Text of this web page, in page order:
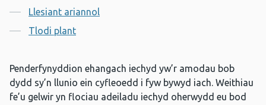
Llesiant ariannol
Tlodi plant
Penderfynyddion ehangach iechyd yw’r amodau bob
dydd sy’n llunio ein cyfleoedd i fyw bywyd iach. Weithiau
fe’u gelwir yn flociau adeiladu iechyd oherwydd eu bod